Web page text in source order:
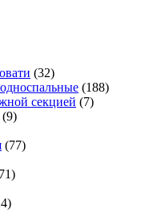
(32)
(188)
секцией (7)
(9)
(77)